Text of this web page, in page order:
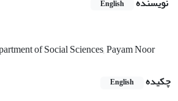
English
of Social Sciences, Payam Noor
چکیده
English